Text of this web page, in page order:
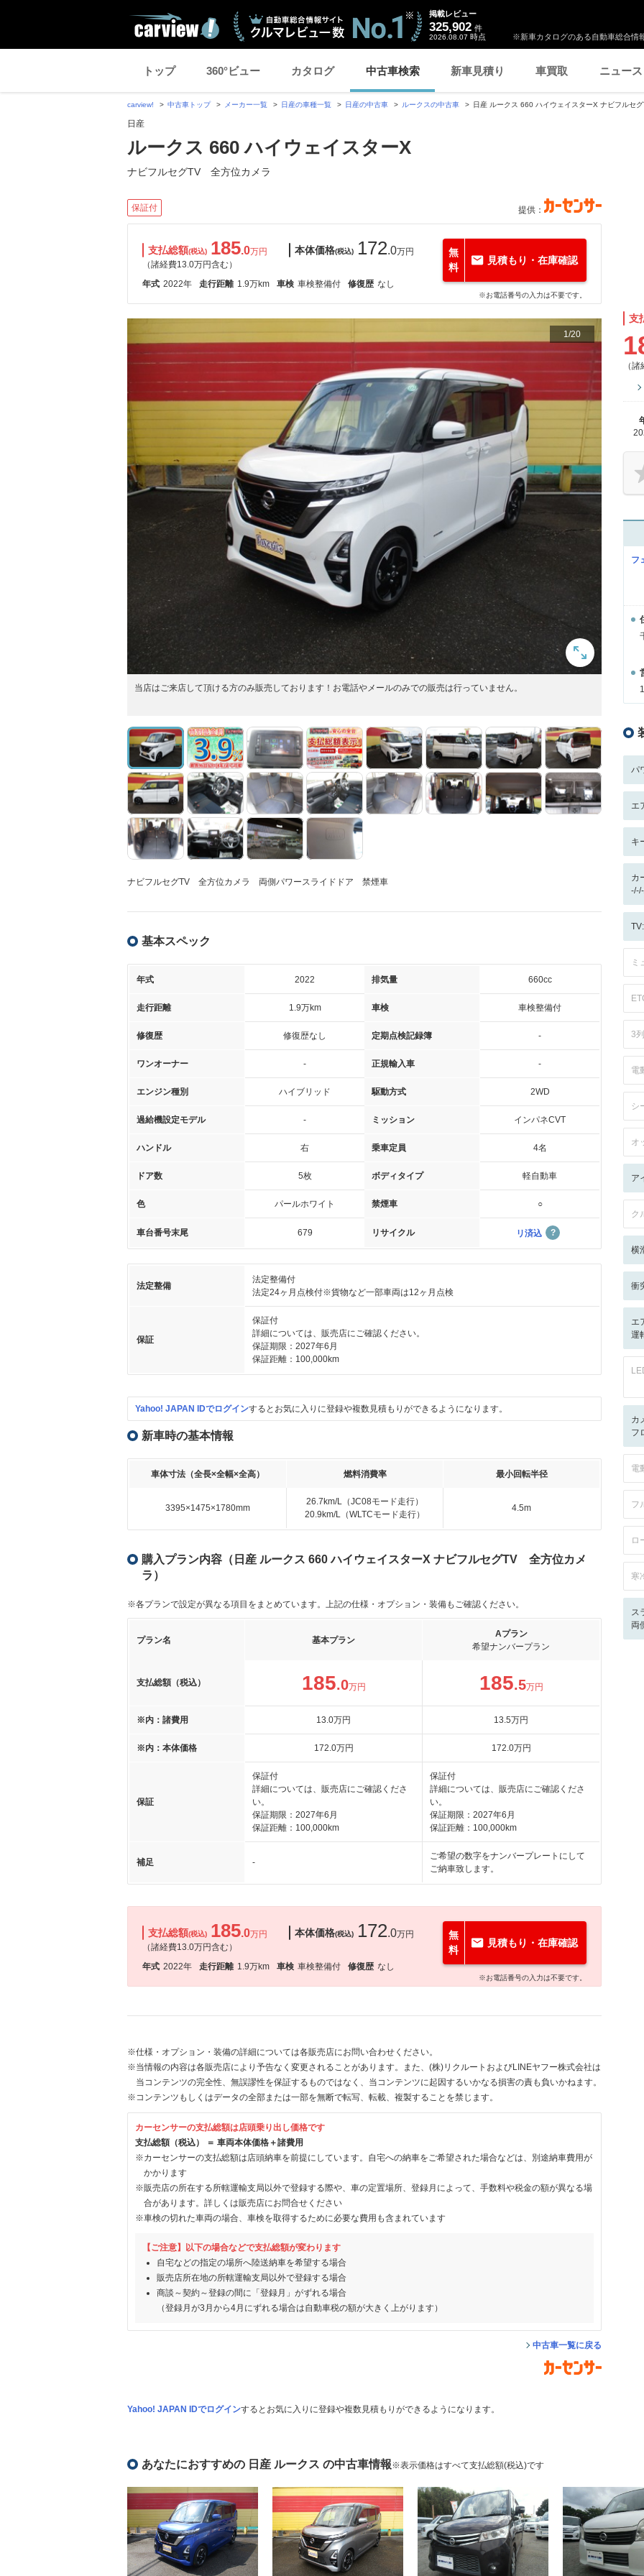
※新車カタログのある自動車総合情
掲載レビュー
325,902 件
2026.08.07 時点
トップ 360°ビュー カタログ 中古車検索 新車見積り 車買取 ニュース
carview! 中古車トップ メーカー一覧 日産の車種一覧 日産の中古車 ルークスの中古車 日産 ルークス 660 ハイウェイスターX ナビフルセ
日産
ルークス 660 ハイウェイスターX
ナビフルセグTV 全方位カメラ
保証付 提供：
支払総額(税込) 185.0万円
（諸経費13.0万円含む）
本体価格(税込) 172.0万円
年式 2022年 走行距離 1.9万km 車検 車検整備付 修復歴 なし
無
料
見積もり・在庫確認
※お電話番号の入力は不要です。
1/20
当店はご来店して頂ける方のみ販売しております！お電話やメールのみでの販売は行っていません。
ナビフルセグTV 全方位カメラ 両側パワースライドドア 禁煙車
基本スペック
年式 2022 排気量 660cc
走行距離 1.9万km 車検 車検整備付
修復歴 修復歴なし 定期点検記録簿 -
ワンオーナー - 正規輸入車 -
エンジン種別 ハイブリッド 駆動方式 2WD
過給機設定モデル - ミッション インパネCVT
ハンドル 右 乗車定員 4名
ドア数 5枚 ボディタイプ 軽自動車
色 パールホワイト 禁煙車 ○
車台番号末尾 679 リサイクル リ済込
法定整備
法定整備付
法定24ヶ月点検付※貨物など一部車両は12ヶ月点検
保証
保証付
詳細については、販売店にご確認ください。
保証期限：2027年6月
保証距離：100,000km
Yahoo! JAPAN IDでログインするとお気に入りに登録や複数見積もりができるようになります。
新車時の基本情報
車体寸法（全長×全幅×全高） 燃料消費率 最小回転半径
3395×1475×1780mm
26.7km/L（JC08モード走行）
20.9km/L（WLTCモード走行）
4.5m
購入プラン内容（日産 ルークス 660 ハイウェイスターX ナビフルセグTV 全方位カメ
ラ）
※各プランで設定が異なる項目をまとめています。上記の仕様・オプション・装備もご確認ください。
プラン名 基本プラン
Aプラン
希望ナンバープラン
支払総額（税込） 185.0万円 185.5万円
※内：諸費用 13.0万円 13.5万円
※内：本体価格 172.0万円 172.0万円
保証
保証付
詳細については、販売店にご確認くださ
い。
保証期限：2027年6月
保証距離：100,000km
保証付
詳細については、販売店にご確認くださ
い。
保証期限：2027年6月
保証距離：100,000km
補足 -
ご希望の数字をナンバープレートにして
ご納車致します。
支払総額(税込) 185.0万円
（諸経費13.0万円含む）
本体価格(税込) 172.0万円
年式 2022年 走行距離 1.9万km 車検 車検整備付 修復歴 なし
無
料
見積もり・在庫確認
※お電話番号の入力は不要です。
※仕様・オプション・装備の詳細については各販売店にお問い合わせください。
※当情報の内容は各販売店により予告なく変更されることがあります。また、(株)リクルートおよびLINEヤフー株式会社は
当コンテンツの完全性、無誤謬性を保証するものではなく、当コンテンツに起因するいかなる損害の責も負いかねます。
※コンテンツもしくはデータの全部または一部を無断で転写、転載、複製することを禁じます。
カーセンサーの支払総額は店頭乗り出し価格です
支払総額（税込） ＝ 車両本体価格＋諸費用
※カーセンサーの支払総額は店頭納車を前提にしています。自宅への納車をご希望された場合などは、別途納車費用が
かかります
※販売店の所在する所轄運輸支局以外で登録する際や、車の定置場所、登録月によって、手数料や税金の額が異なる場
合があります。詳しくは販売店にお問合せください
※車検の切れた車両の場合、車検を取得するために必要な費用も含まれています
【ご注意】以下の場合などで支払総額が変わります
自宅などの指定の場所へ陸送納車を希望する場合
販売店所在地の所轄運輸支局以外で登録する場合
商談～契約～登録の間に「登録月」がずれる場合
（登録月が3月から4月にずれる場合は自動車税の額が大きく上がります）
中古車一覧に戻る
Yahoo! JAPAN IDでログインするとお気に入りに登録や複数見積もりができるようになります。
支
（
フ
パ
エ
キ
カ
ミ
3
電
シ
オ
ア
ク
横
衝
エ
運
カ
フ
電
フ
ロ
寒
ス
両
あなたにおすすめの 日産 ルークス の中古車情報※表示価格はすべて支払総額(税込)です